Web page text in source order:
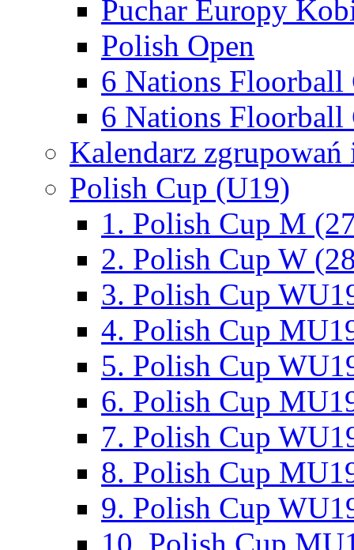
Puchar Europy
Polish Open
6 Nations Floorball
6 Nations Floorball
Kalendarz
Polish Cup (U19)
1. Polish Cup M
2. Polish Cup W
3. Polish Cup
4. Polish Cup
5. Polish Cup
6. Polish Cup
7. Polish Cup
8. Polish Cup
9. Polish Cup
10. Polish Cup